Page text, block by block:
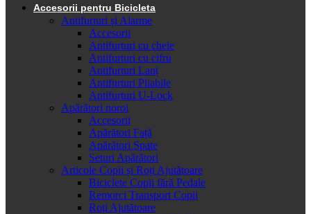
Accesorii pentru Bicicleta
Antifurturi și Alarme
Accesorii
Antifurturi cu cheie
Antifurturi cu cifru
Antifurturi Lanț
Antifurturi Pliabile
Antifurturi U-Lock
Apărători noroi
Accesorii
Apărători Față
Apărători Spate
Seturi Apărători
Articole Copii și Roți Ajutătoare
Biciclete Copii fără Pedale
Remorci Transport Copii
Roți Ajutătoare